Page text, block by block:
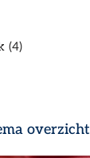
(4)
overzicht